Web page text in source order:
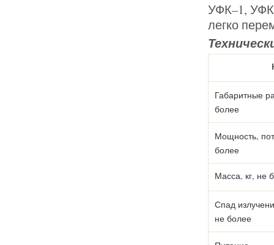
УФК–1,
легко
Габаритные
более
Мощность,
более
Масса, кг, не
Спад
не более